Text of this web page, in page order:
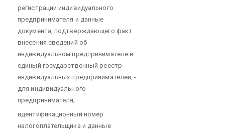
регистрации индивидуального
предпринимателя и данные
документа, подтверждающего факт
внесения сведений об
индивидуальном предпринимателе в
единый государственный реестр
индивидуальных предпринимателей, -
для индивидуального
предпринимателя;
идентификационный номер
налогоплательщика и данные